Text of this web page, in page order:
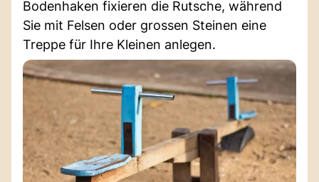
Bodenhaken fixieren die Rutsche, während
Sie mit Felsen oder grossen Steinen eine
Treppe für Ihre Kleinen anlegen.